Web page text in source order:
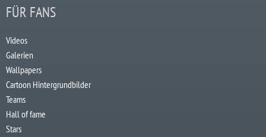
FÜR FANS
Videos
Galerien
Wallpapers
Cartoon Hintergrundbilder
Teams
Hall of fame
Stars